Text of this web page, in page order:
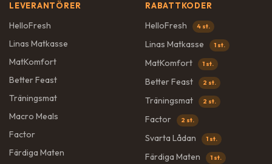
LEVERANTÖRER
HelloFresh
Linas Matkasse
MatKomfort
Better Feast
Träningsmat
Macro Meals
Factor
Färdiga Maten
RABATTKODER
HelloFresh 4 st.
Linas Matkasse 1 st.
MatKomfort 1 st.
Better Feast 2 st.
Träningsmat 2 st.
Factor 2 st.
Svarta Lådan 1 st.
Färdiga Maten 1 st.